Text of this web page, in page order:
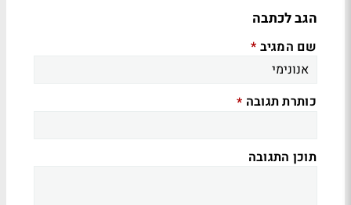
הגב לכתבה
שם המגיב *
כותרת תגובה *
תוכן התגובה